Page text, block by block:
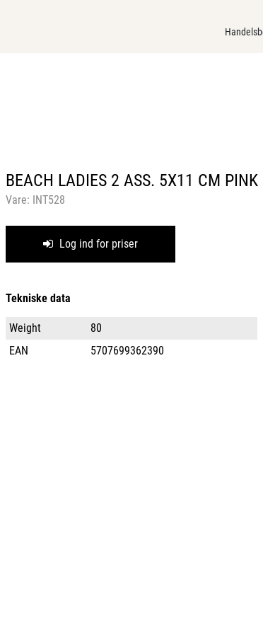
BEACH LADIES 2 ASS. 5X11 CM PINK
Vare: INT528
Log ind for priser
Tekniske data
Weight
80
EAN
5707699362390